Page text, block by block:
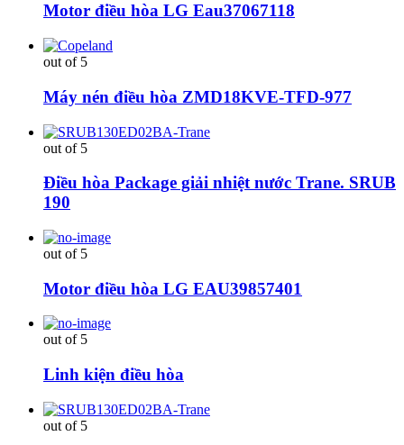
Motor điều hòa LG Eau37067118
out of 5
Máy nén điều hòa ZMD18KVE-TFD-977
out of 5
Điều hòa Package giải nhiệt nước Trane. SRUB
190
out of 5
Motor điều hòa LG EAU39857401
out of 5
Linh kiện điều hòa
out of 5